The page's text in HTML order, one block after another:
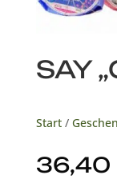
SAY
Start/
36,40